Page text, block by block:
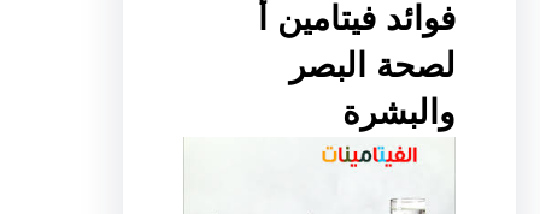
فوائد فيتامين أ
لصحة البصر
والبشرة